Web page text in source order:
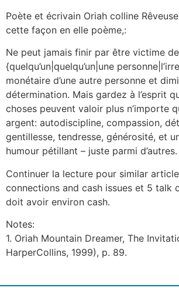
Poète et écrivain Oriah colline
cette façon en elle poème,:
Ne peut jamais finir par être victime de
{quelqu’un|quelqu’un|une
monétaire d’une autre personne et
détermination. Mais gardez à l’esprit
choses peuvent valoir plus n’importe
argent: autodiscipline, compassion,
gentillesse, tendresse, générosité, et
humour pétillant – juste parmi d’autres.
Continuer la lecture pour similar
connections and cash issues et 5 talk
doit avoir environ cash.
Notes:
1. Oriah Mountain Dreamer, The
HarperCollins, 1999), p. 89.